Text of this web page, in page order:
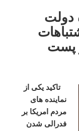
دولت
پست
تاكيد يكى از
نماينده هاى
مردم امريكا بر
فدرالى شدن